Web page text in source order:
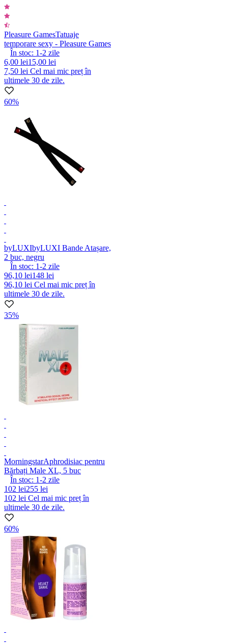
Pleasure GamesTatuaje
temporare sexy - Pleasure Games
În stoc: 1-2 zile
6,00 lei15,00 lei
7,50 lei Cel mai mic preț în
ultimele 30 de zile.
60%
byLUXIbyLUXI Bande Atașare,
2 buc, negru
În stoc: 1-2 zile
96,10 lei148 lei
96,10 lei Cel mai mic preț în
ultimele 30 de zile.
35%
MorningstarAphrodisiac pentru
Bărbați Male XL, 5 buc
În stoc: 1-2 zile
102 lei255 lei
102 lei Cel mai mic preț în
ultimele 30 de zile.
60%